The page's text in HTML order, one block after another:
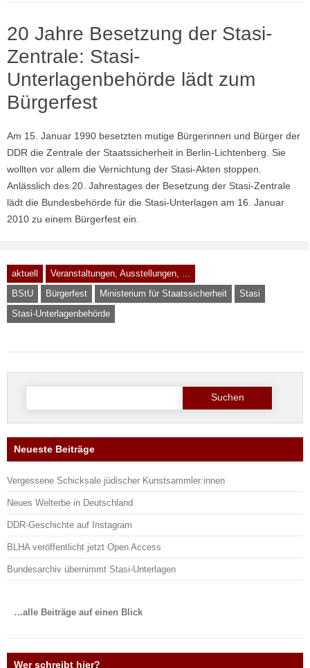
20 Jahre Besetzung der Stasi-
Zentrale: Stasi-
Unterlagenbehörde lädt zum
Bürgerfest
Am 15. Januar 1990 besetzten mutige Bürgerinnen und Bürger der
DDR die Zentrale der Staatssicherheit in Berlin-Lichtenberg. Sie
wollten vor allem die Vernichtung der Stasi-Akten stoppen.
Anlässlich des 20. Jahrestages der Besetzung der Stasi-Zentrale
lädt die Bundesbehörde für die Stasi-Unterlagen am 16. Januar
2010 zu einem Bürgerfest ein.
aktuell
Veranstaltungen, Ausstellungen, ...
BStU
Bürgerfest Ministerium für Staatssicherheit
Stasi
Stasi-Unterlagenbehörde
Suche
Neueste Beiträge
Vergessene Schicksale jüdischer Kunstsammler:innen
Neues Welterbe in Deutschland
DDR-Geschichte auf Instagram
BLHA veröffentlicht jetzt Open Access
Bundesarchiv übernimmt Stasi-Unterlagen
…alle Beiträge auf einen Blick
Wer schreibt hier?